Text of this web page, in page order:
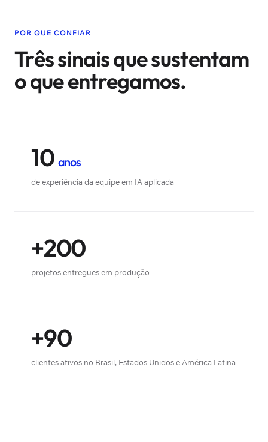
POR QUE CONFIAR
Três sinais que sustentam
o que entregamos.
10 anos
de experiência da equipe em IA aplicada
+200
projetos entregues em produção
+90
clientes ativos no Brasil, Estados Unidos e América Latina